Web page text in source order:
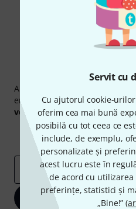
Servit cu
Cu ajutorul cookie-
oferim cea mai bună
posibilă cu tot ceea ce
include, de exemplu,
personalizate și
acest lucru este în
de acord cu
preferințe, statistici și
„Bine!” (
Abonați-vă la buletinul
engleză și, cu puțin noroc,
vouchereleîn valoare de50 €
Contribuții
adresă de email*
Înscrie-